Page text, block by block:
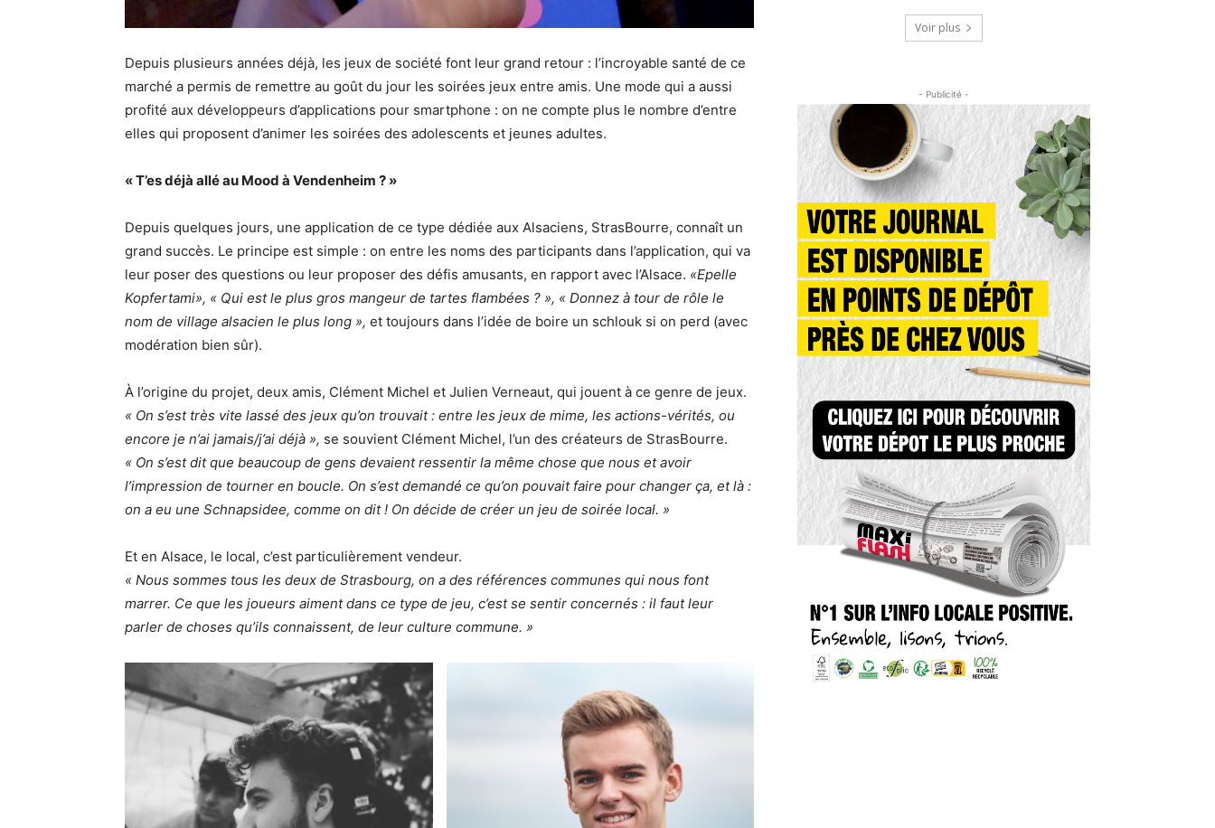
Depuis plusieurs années déjà, les jeux de société font leur grand retour : l’incroyable santé de ce
marché a permis de remettre au goût du jour les soirées jeux entre amis. Une mode qui a aussi
profité aux développeurs d’applications pour smartphone : on ne compte plus le nombre d’entre
elles qui proposent d’animer les soirées des adolescents et jeunes adultes.
« T’es déjà allé au Mood à Vendenheim ? »
Depuis quelques jours, une application de ce type dédiée aux Alsaciens, StrasBourre, connaît un
grand succès. Le principe est simple : on entre les noms des participants dans l’application, qui va
leur poser des questions ou leur proposer des défis amusants, en rapport avec l’Alsace. «Epelle
Kopfertami», « Qui est le plus gros mangeur de tartes flambées ? », « Donnez à tour de rôle le
nom de village alsacien le plus long », et toujours dans l’idée de boire un schlouk si on perd (avec
modération bien sûr).
À l’origine du projet, deux amis, Clément Michel et Julien Verneaut, qui jouent à ce genre de jeux.
« On s’est très vite lassé des jeux qu’on trouvait : entre les jeux de mime, les actions-vérités, ou
encore je n’ai jamais/j’ai déjà », se souvient Clément Michel, l’un des créateurs de StrasBourre.
« On s’est dit que beaucoup de gens devaient ressentir la même chose que nous et avoir
l’impression de tourner en boucle. On s’est demandé ce qu’on pouvait faire pour changer ça, et là :
on a eu une Schnapsidee, comme on dit ! On décide de créer un jeu de soirée local. »
Et en Alsace, le local, c’est particulièrement vendeur.
« Nous sommes tous les deux de Strasbourg, on a des références communes qui nous font
marrer. Ce que les joueurs aiment dans ce type de jeu, c’est se sentir concernés : il faut leur
parler de choses qu’ils connaissent, de leur culture commune. »
Voir plus
- Publicité -